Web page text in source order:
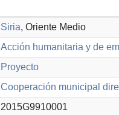
Siria, Oriente Medio
Acción humanitaria y de
Proyecto
Cooperación municipal
2015G9910001